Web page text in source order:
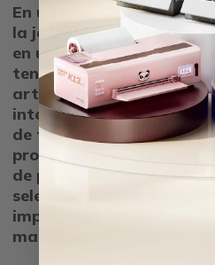
En un soleado día de
la joven KK fundó su
en una pequeña oficina
tenía una pasión y
artesanía y la moda, y
integrar ideas creativas
de todos. Inicialmente,
producía impresoras UV.
de productos
seleccionar sus patrones
imprimirlos en diversos
madera, plástico y vidrio.